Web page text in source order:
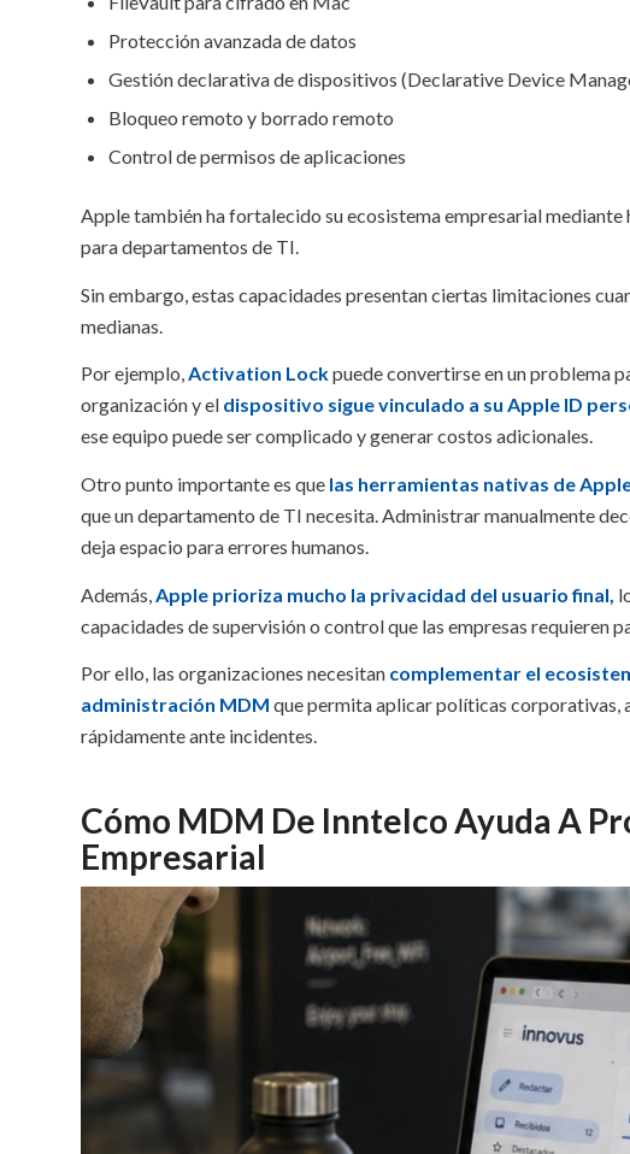
Protección avanzada de datos
Gestión declarativa de dispositivos (Declarative Device
Bloqueo remoto y borrado remoto
Control de permisos de aplicaciones
Apple también ha fortalecido su ecosistema empresarial
para departamentos de TI.
Sin embargo, estas capacidades presentan ciertas limitaciones
medianas.
Por ejemplo,Activation Lockpuede convertirse en un problema
organización y el dispositivo sigue vinculado a su Apple ID
ese equipo puede ser complicado y generar costos adicionales.
Otro punto importante es que las herramientas nativas de
que un departamento de TI necesita. Administrar manualmente
deja espacio para errores humanos.
Además, Apple prioriza mucho la privacidad del usuario final,
capacidades de supervisión o control que las empresas requieren
Por ello, las organizaciones necesitan complementar el
administración MDM que permita aplicar políticas
rápidamente ante incidentes.
Cómo MDM De Inntelco Ayuda A
Empresarial